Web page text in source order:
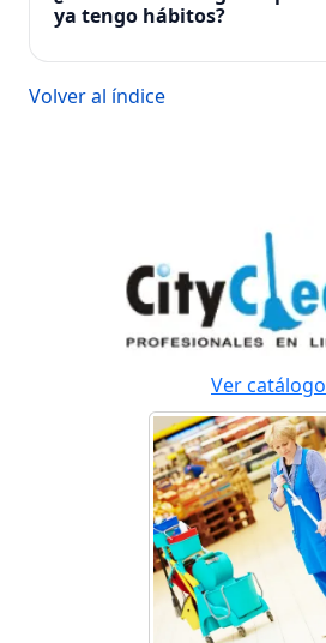
ya tengo hábitos?
Volver al índice
Ver catálogo